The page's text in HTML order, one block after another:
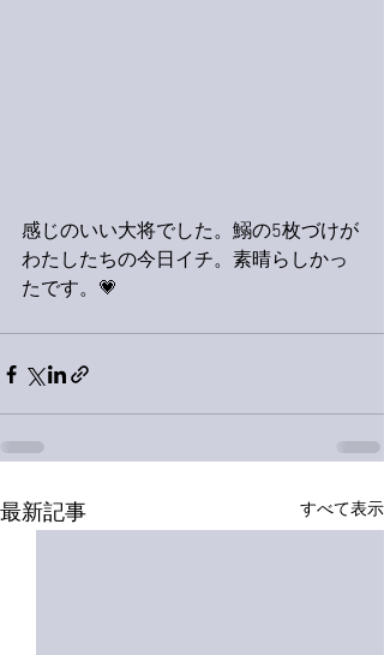
感じのいい大将でした。鰯の5枚づけが
わたしたちの今日イチ。素晴らしかっ
たです。💗
最新記事 すべて表示